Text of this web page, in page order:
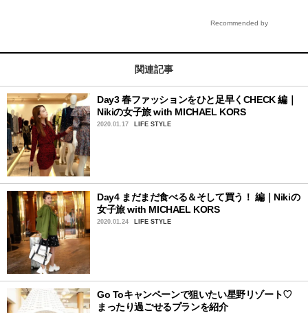
Recommended by
関連記事
Day3 春ファッションをひと足早くCHECK 編｜
Nikiの女子旅 with MICHAEL KORS
2020.01.17 LIFE STYLE
Day4 まだまだ食べる＆そして買う！ 編｜Nikiの
女子旅 with MICHAEL KORS
2020.01.24 LIFE STYLE
Go Toキャンペーンで狙いたい星野リゾート♡
まったり過ごせるプランを紹介